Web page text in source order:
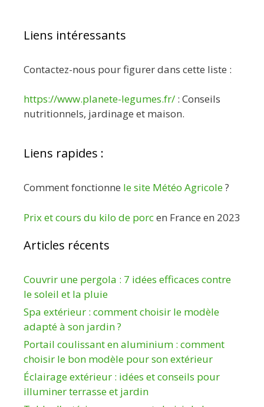
Liens intéressants
Contactez-nous pour figurer dans cette liste :
https://www.planete-legumes.fr/ : Conseils
nutritionnels, jardinage et maison.
Liens rapides :
Comment fonctionne le site Météo Agricole?
Prix et cours du kilo de porcen France en 2023
Articles récents
Couvrir une pergola : 7 idées efficaces contre
le soleil et la pluie
Spa extérieur : comment choisir le modèle
adapté à son jardin ?
Portail coulissant en aluminium : comment
choisir le bon modèle pour son extérieur
Éclairage extérieur : idées et conseils pour
illuminer terrasse et jardin